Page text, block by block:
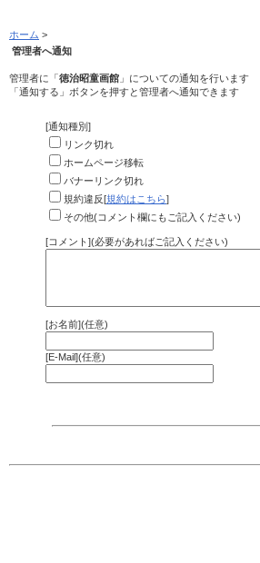
ホーム >
管理者へ通知
管理者に「徳治昭童画館 」についての通知を行います
「通知する」ボタンを押すと管理者へ通知できます
[通知種別]
リンク切れ
ホームページ移転
バナーリンク切れ
規約違反[規約はこちら]
その他(コメント欄にもご記入ください)
[コメント](必要があればご記入ください)
[お名前](任意)
[E-Mail](任意)